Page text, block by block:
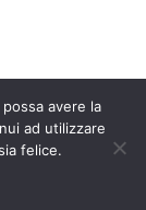
avere la
ad utilizzare
felice.